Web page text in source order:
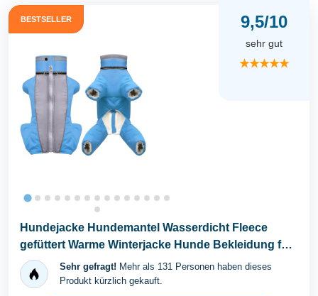
BESTSELLER 9,5/10
sehr gut
★★★★★
Hundejacke Hundemantel Wasserdicht Fleece
gefüttert Warme Winterjacke Hunde Bekleidung für
Winter...Sehr gefragt! Mehr als 131 Personen haben dieses
Produkt kürzlich gekauft.